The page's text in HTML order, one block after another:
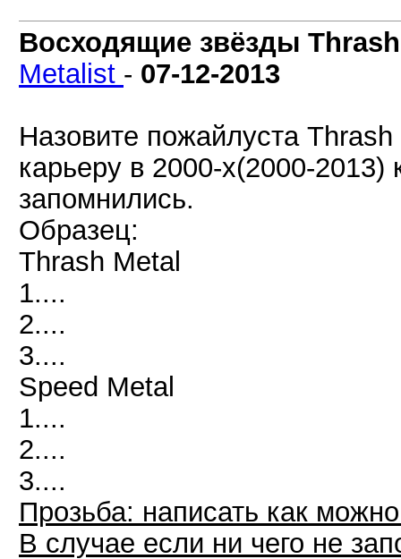
Восходящие звёзды
Metalist - 07-12-2013
Назовите пожайлуста
карьеру в 2000-х(2000-
запомнились.
Образец:
Thrash Metal
1....
2....
3....
Speed Metal
1....
2....
3....
Прозьба: написать как
В случае если ни чего не